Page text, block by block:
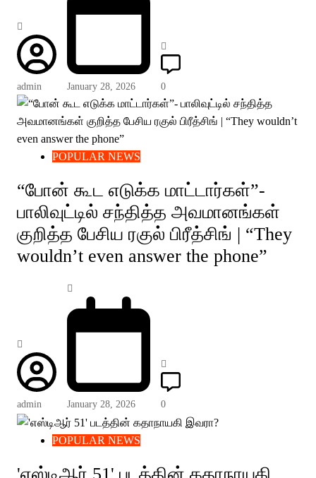
admin January 28, 2026 0
POPULAR NEWS
“போன் கூட எடுக்க மாட்டார்கள்”-
பாலிவுட்டில் சந்தித்த அவமானங்கள்
குறித்த பேசிய ரகுல் பிரீத்சிங் | “They
wouldn’t even answer the phone”
admin January 28, 2026 0
POPULAR NEWS
'எஸ்டிஆர் 51' படத்தின் கதாநாயகி